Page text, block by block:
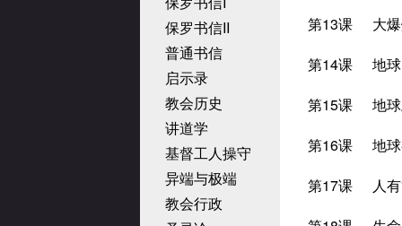
保罗书信II
普通书信
启示录
教会历史
讲道学
基督工人操守
异端与极端
教会行政
第13课
大
第14课
地
第15课
地
第16课
地
第17课
人